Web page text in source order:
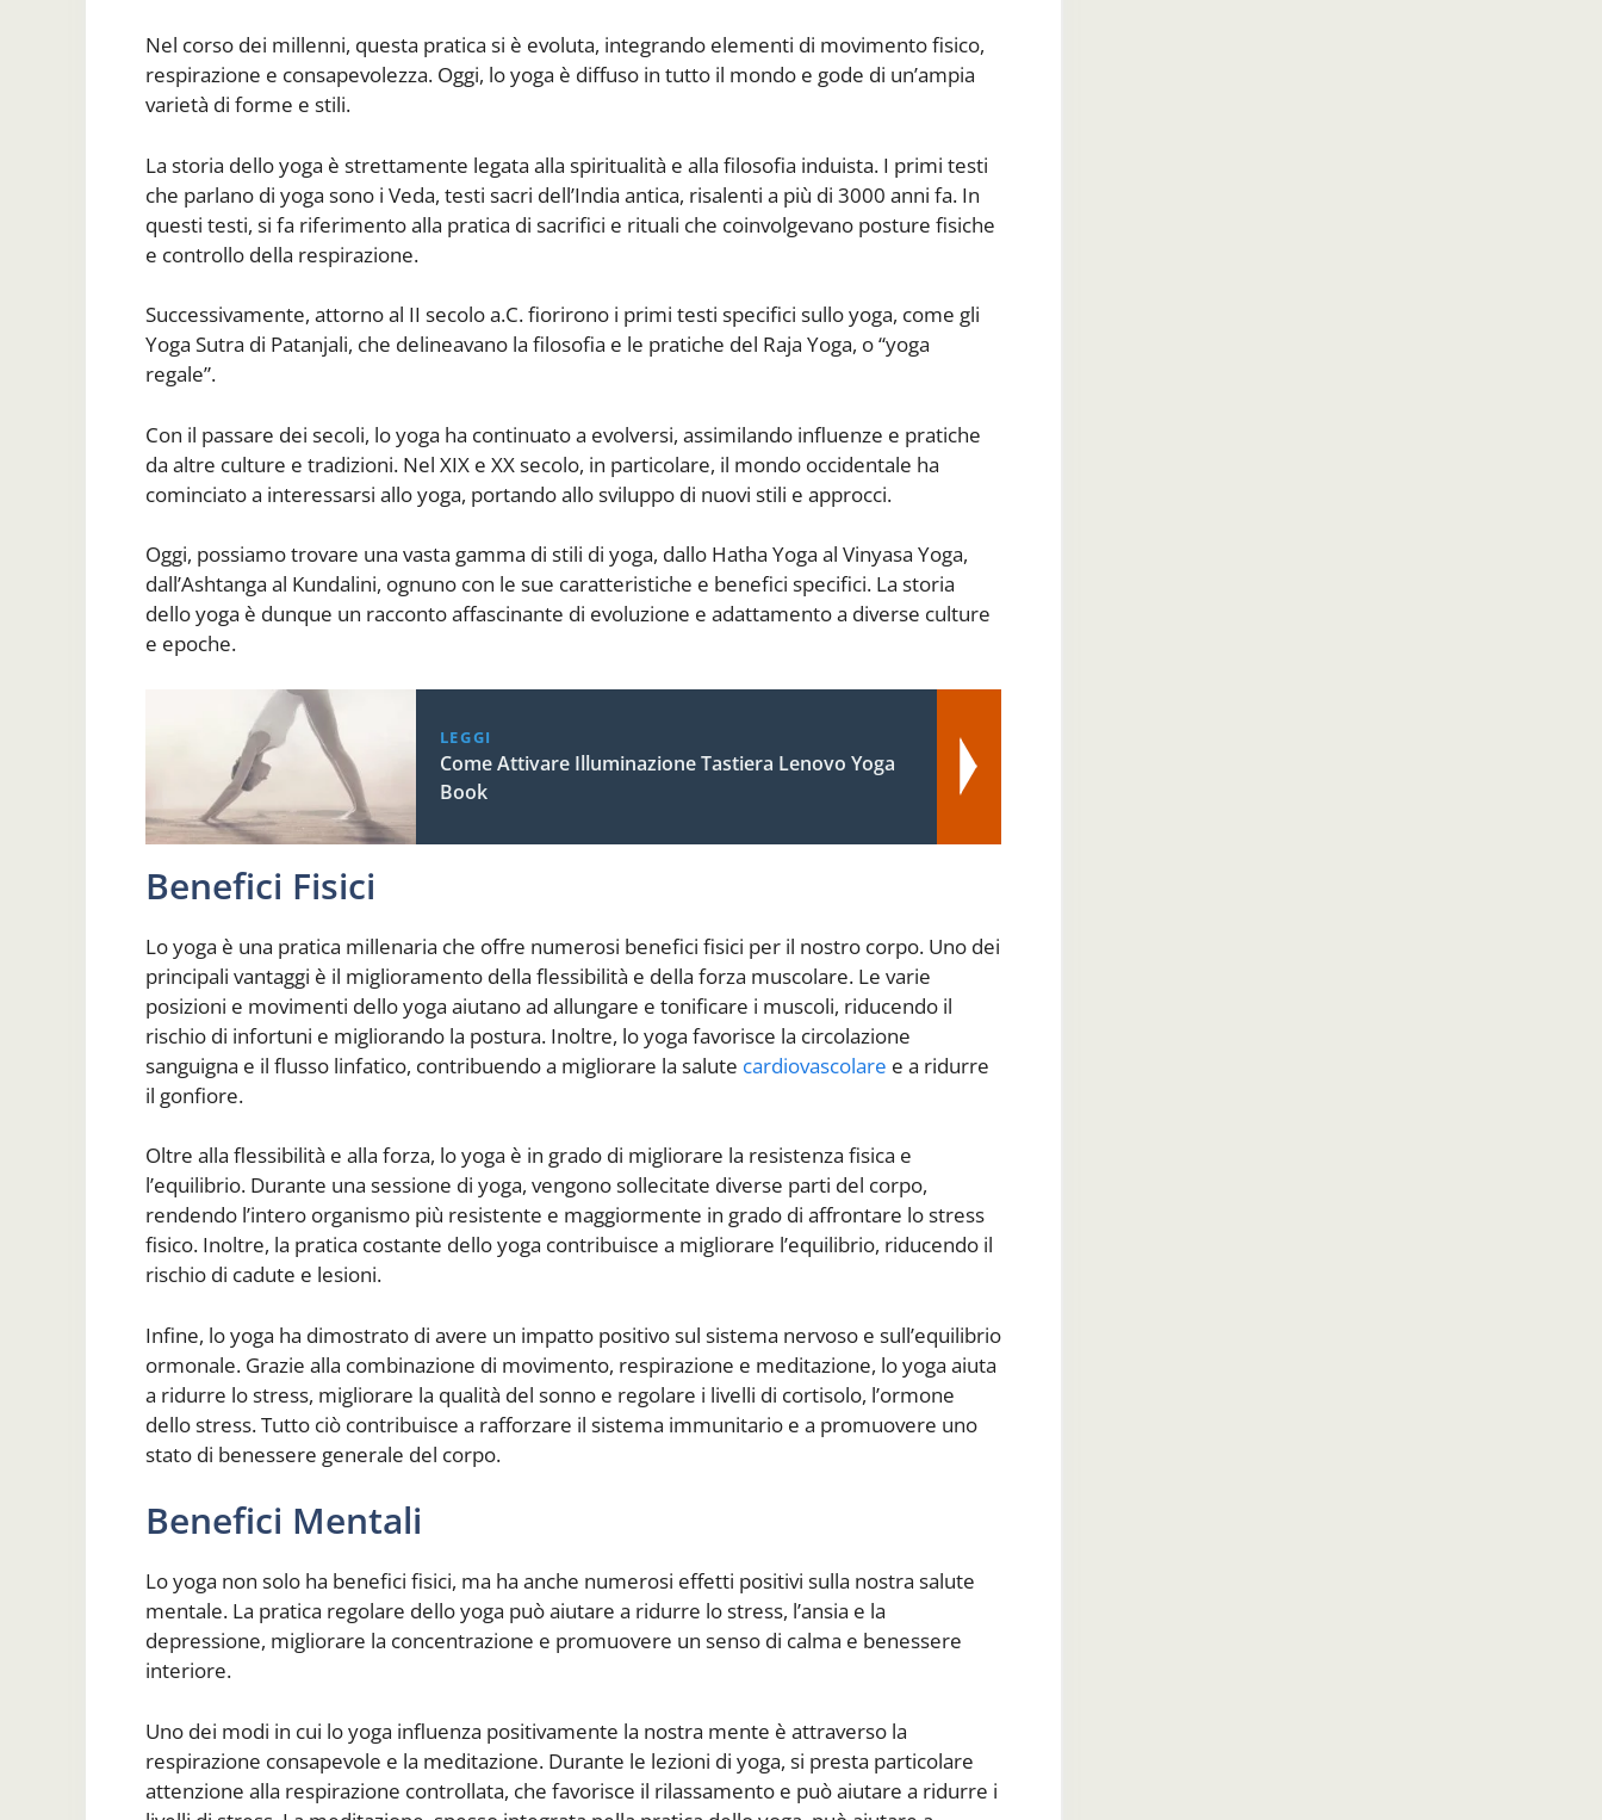
Nel corso dei millenni, questa pratica si è evoluta, integrando elementi di movimento fisico,
respirazione e consapevolezza. Oggi, lo yoga è diffuso in tutto il mondo e gode di un’ampia
varietà di forme e stili.
La storia dello yoga è strettamente legata alla spiritualità e alla filosofia induista. I primi testi
che parlano di yoga sono i Veda, testi sacri dell’India antica, risalenti a più di 3000 anni fa. In
questi testi, si fa riferimento alla pratica di sacrifici e rituali che coinvolgevano posture fisiche
e controllo della respirazione.
Successivamente, attorno al II secolo a.C. fiorirono i primi testi specifici sullo yoga, come gli
Yoga Sutra di Patanjali, che delineavano la filosofia e le pratiche del Raja Yoga, o “yoga
regale”.
Con il passare dei secoli, lo yoga ha continuato a evolversi, assimilando influenze e pratiche
da altre culture e tradizioni. Nel XIX e XX secolo, in particolare, il mondo occidentale ha
cominciato a interessarsi allo yoga, portando allo sviluppo di nuovi stili e approcci.
Oggi, possiamo trovare una vasta gamma di stili di yoga, dallo Hatha Yoga al Vinyasa Yoga,
dall’Ashtanga al Kundalini, ognuno con le sue caratteristiche e benefici specifici. La storia
dello yoga è dunque un racconto affascinante di evoluzione e adattamento a diverse culture
e epoche.
LEGGI
Come Attivare Illuminazione Tastiera Lenovo Yoga
Book
Benefici Fisici
Lo yoga è una pratica millenaria che offre numerosi benefici fisici per il nostro corpo. Uno dei
principali vantaggi è il miglioramento della flessibilità e della forza muscolare. Le varie
posizioni e movimenti dello yoga aiutano ad allungare e tonificare i muscoli, riducendo il
rischio di infortuni e migliorando la postura. Inoltre, lo yoga favorisce la circolazione
sanguigna e il flusso linfatico, contribuendo a migliorare la salute cardiovascolare e a ridurre
il gonfiore.
Oltre alla flessibilità e alla forza, lo yoga è in grado di migliorare la resistenza fisica e
l’equilibrio. Durante una sessione di yoga, vengono sollecitate diverse parti del corpo,
rendendo l’intero organismo più resistente e maggiormente in grado di affrontare lo stress
fisico. Inoltre, la pratica costante dello yoga contribuisce a migliorare l’equilibrio, riducendo il
rischio di cadute e lesioni.
Infine, lo yoga ha dimostrato di avere un impatto positivo sul sistema nervoso e sull’equilibrio
ormonale. Grazie alla combinazione di movimento, respirazione e meditazione, lo yoga aiuta
a ridurre lo stress, migliorare la qualità del sonno e regolare i livelli di cortisolo, l’ormone
dello stress. Tutto ciò contribuisce a rafforzare il sistema immunitario e a promuovere uno
stato di benessere generale del corpo.
Benefici Mentali
Lo yoga non solo ha benefici fisici, ma ha anche numerosi effetti positivi sulla nostra salute
mentale. La pratica regolare dello yoga può aiutare a ridurre lo stress, l’ansia e la
depressione, migliorare la concentrazione e promuovere un senso di calma e benessere
interiore.
Uno dei modi in cui lo yoga influenza positivamente la nostra mente è attraverso la
respirazione consapevole e la meditazione. Durante le lezioni di yoga, si presta particolare
attenzione alla respirazione controllata, che favorisce il rilassamento e può aiutare a ridurre i